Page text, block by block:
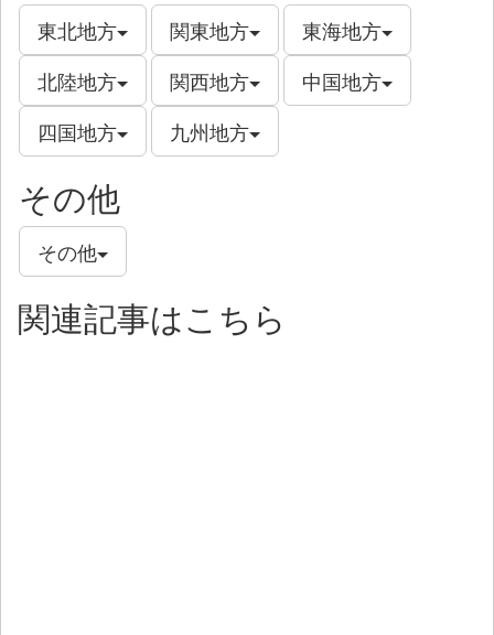
東北地方 関東地方
東海地方
北陸地方
関西地方
中国地方
四国地方
九州地方
その他
その他
関連記事はこちら